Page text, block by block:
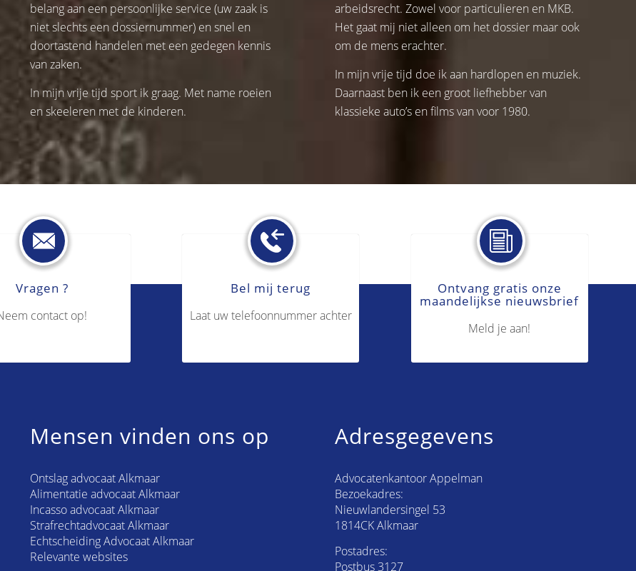
belang aan een persoonlijke service (uw zaak is
niet slechts een dossiernummer) en snel en
doortastend handelen met een gedegen kennis
van zaken.
In mijn vrije tijd sport ik graag. Met name roeien
en skeeleren met de kinderen.
arbeidsrecht. Zowel voor particulieren en MKB.
Het gaat mij niet alleen om het dossier maar ook
om de mens erachter.
In mijn vrije tijd doe ik aan hardlopen en muziek.
Daarnaast ben ik een groot liefhebber van
klassieke auto’s en films van voor 1980.
Vragen ?
contact op!
Bel mij terug
Laat uw telefoonnummer achter
Ontvang gratis onze
maandelijkse nieuwsbrief
Meld je aan!
Mensen vinden ons op
Ontslag advocaat Alkmaar
Alimentatie advocaat Alkmaar
Incasso advocaat Alkmaar
Strafrechtadvocaat Alkmaar
Echtscheiding Advocaat Alkmaar
Relevante websites
Adresgegevens
Advocatenkantoor Appelman
Bezoekadres:
Nieuwlandersingel 53
1814CK Alkmaar
Postadres:
Postbus 3127